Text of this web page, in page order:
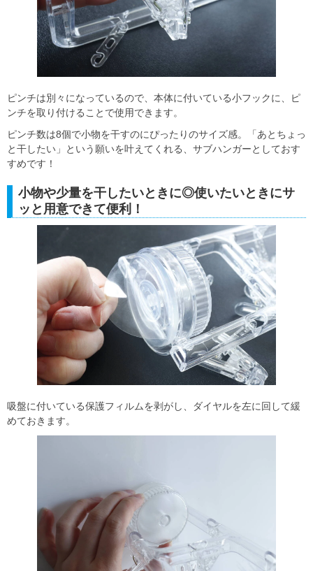
ピンチは別々になっているので、本体に付いている小フックに、ピ
ンチを取り付けることで使用できます。
ピンチ数は8個で小物を干すのにぴったりのサイズ感。「あとちょっ
と干したい」という願いを叶えてくれる、サブハンガーとしておす
すめです！
小物や少量を干したいときに◎使いたいときにサ
ッと用意できて便利！
吸盤に付いている保護フィルムを剥がし、ダイヤルを左に回して緩
めておきます。